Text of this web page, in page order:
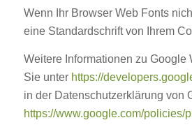
Wenn Ihr Browser Web Fonts
eine Standardschrift von Ihrem
Weitere Informationen zu Google
Sie unter https://
in der Datenschutzerklärung von
https://www.google.com/policies/